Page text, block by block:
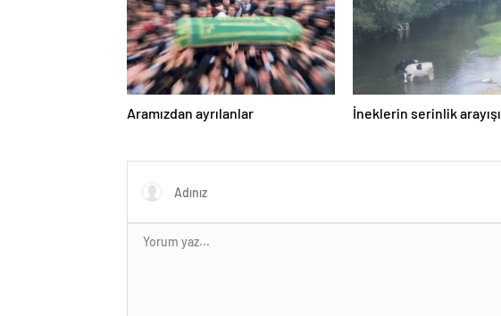
Aramızdan ayrılanlar İneklerin serinlik arayışı